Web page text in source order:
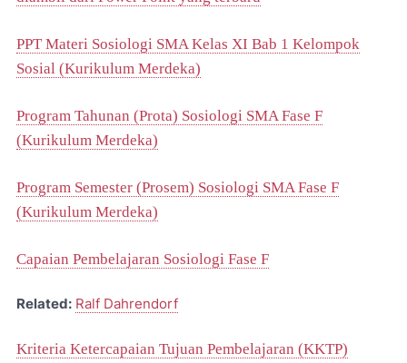
PPT Materi Sosiologi SMA Kelas XI Bab 1 Kelompok
Sosial (Kurikulum Merdeka)
Program Tahunan (Prota) Sosiologi SMA Fase F
(Kurikulum Merdeka)
Program Semester (Prosem) Sosiologi SMA Fase F
(Kurikulum Merdeka)
Capaian Pembelajaran Sosiologi Fase F
Related: Ralf Dahrendorf
Kriteria Ketercapaian Tujuan Pembelajaran (KKTP)